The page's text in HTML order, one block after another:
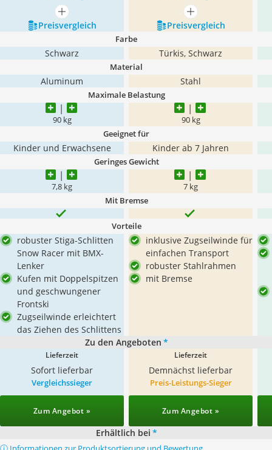
mehr anzeigen
mehr anzeigen
Preis­vergleich
Preis­vergleich
Farbe
Schwarz Türkis, Schwarz
Material
Aluminum Stahl
Maximale Belastung
90 kg 90 kg
Geeignet für
Kinder und Erwachsene Kinder ab 7 Jahren
Geringes Gewicht
7,8 kg 7 kg
Mit Bremse
Vorteile
robuster Stiga-Schlitten
Snow Racer mit BMX-
Lenker
Kufen mit Doppelspitzen
und geschwungener
Frontski
Zugseilwinde erleichtert
das Ziehen des Schlittens
inklusive Zugseilwinde für
einfachen Transport
robuster Stahlrahmen
mit Bremse
Zu den Angeboten *
Lieferzeit
Sofort lieferbar
Lieferzeit
Demnächst lieferbar
Vergleichssieger
Zum Angebot »
Preis-Leistungs-Sieger
Zum Angebot »
Erhältlich bei *